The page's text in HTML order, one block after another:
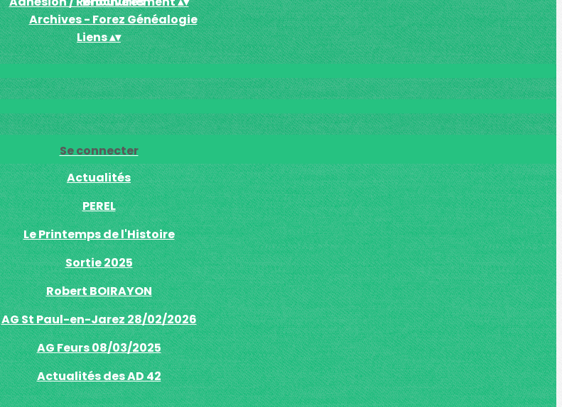
Archives - Forez Généalogie
Liens▴▾
Se connecter
Actualités
PEREL
Le Printemps de l'Histoire
Sortie 2025
Robert BOIRAYON
AG St Paul-en-Jarez 28/02/2026
AG Feurs 08/03/2025
Actualités des AD 42